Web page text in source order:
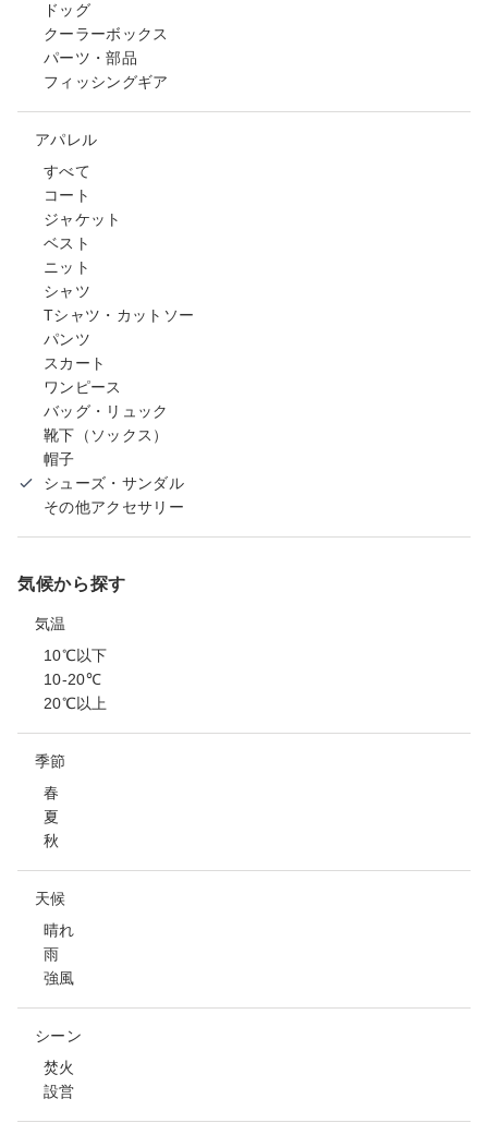
ドッグ
クーラーボックス
パーツ・部品
フィッシングギア
アパレル
すべて
コート
ジャケット
ベスト
ニット
シャツ
Tシャツ・カットソー
パンツ
スカート
ワンピース
バッグ・リュック
靴下（ソックス）
帽子
シューズ・サンダル
その他アクセサリー
気候から探す
気温
10℃以下
10-20℃
20℃以上
季節
春
夏
秋
天候
晴れ
雨
強風
シーン
焚火
設営